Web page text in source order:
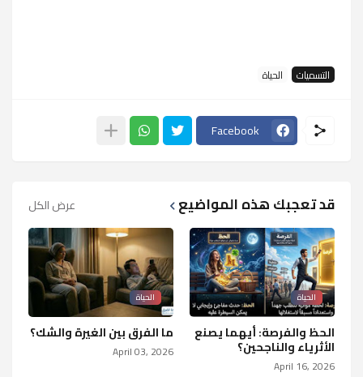
التسميات الحياة
Facebook
قد تعجبك هذه المواضيع عرض الكل
الحياة
الحظ والفرصة: أيهما يصنع
الأثرياء والناجحين؟
April 16, 2026
الحياة
ما الفرق بين الغيرة والشك؟
April 03, 2026